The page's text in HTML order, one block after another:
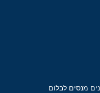
מנסים לבלום